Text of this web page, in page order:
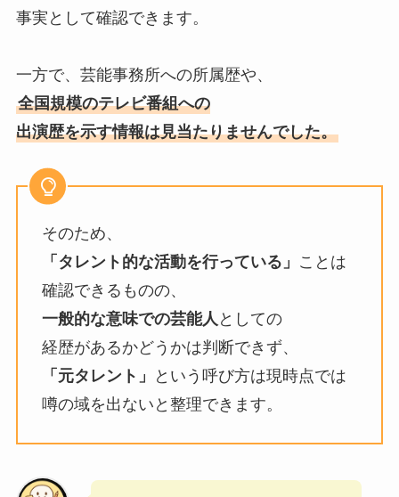
事実として確認できます。
一方で、芸能事務所への所属歴や、
全国規模のテレビ番組への
出演歴を示す情報は見当たりませんでした。
そのため、
「タレント的な活動を行っている」 ことは
確認できるものの、
一般的な意味での芸能人 としての
経歴があるかどうかは判断できず、
「元タレント」
という呼び方は現時点では
噂の域を出ないと整理できます。